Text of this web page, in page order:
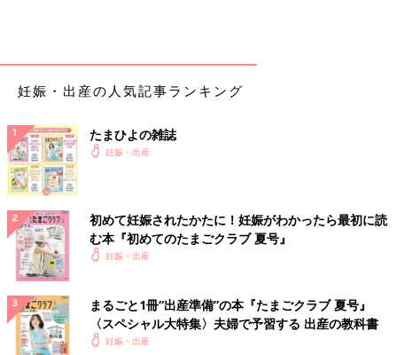
中岡レディスクリニック
岡崎市
おおはらマタニティクリニック
一宮市
総合大雄会病院
瀬戸市
妊娠・出産の人気記事ランキング
たまひよの雑誌
妊娠・出産
初めて妊娠されたかたに！妊娠がわかったら最初に読
む本『初めてのたまごクラブ 夏号』
妊娠・出産
まるごと1冊“出産準備”の本『たまごクラブ 夏号』
〈スペシャル大特集〉夫婦で予習する 出産の教科書
妊娠・出産